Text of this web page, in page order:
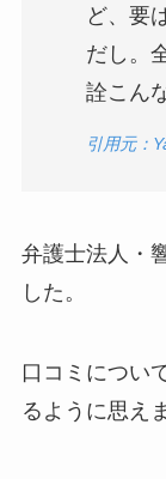
ど、要
だし。
詮こん
引用元：
弁護士法人・
した。
口コミについ
るように思え